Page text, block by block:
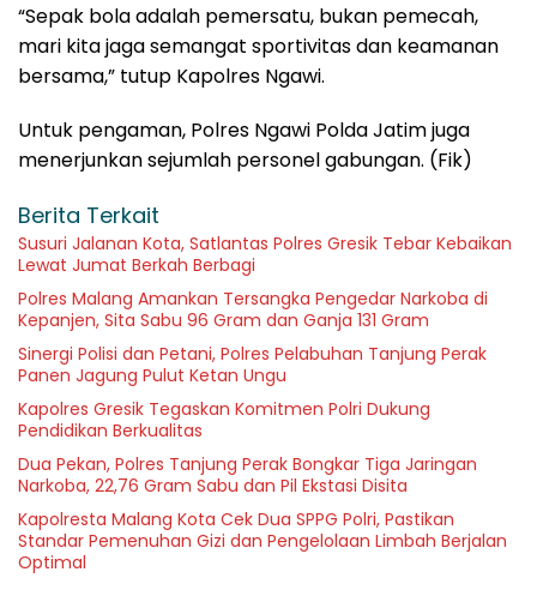
“Sepak bola adalah pemersatu, bukan pemecah,
mari kita jaga semangat sportivitas dan keamanan
bersama,” tutup Kapolres Ngawi.
Untuk pengaman, Polres Ngawi Polda Jatim juga
menerjunkan sejumlah personel gabungan. (Fik)
Berita Terkait
Susuri Jalanan Kota, Satlantas Polres Gresik Tebar Kebaikan
Lewat Jumat Berkah Berbagi
Polres Malang Amankan Tersangka Pengedar Narkoba di
Kepanjen, Sita Sabu 96 Gram dan Ganja 131 Gram
Sinergi Polisi dan Petani, Polres Pelabuhan Tanjung Perak
Panen Jagung Pulut Ketan Ungu
Kapolres Gresik Tegaskan Komitmen Polri Dukung
Pendidikan Berkualitas
Dua Pekan, Polres Tanjung Perak Bongkar Tiga Jaringan
Narkoba, 22,76 Gram Sabu dan Pil Ekstasi Disita
Kapolresta Malang Kota Cek Dua SPPG Polri, Pastikan
Standar Pemenuhan Gizi dan Pengelolaan Limbah Berjalan
Optimal